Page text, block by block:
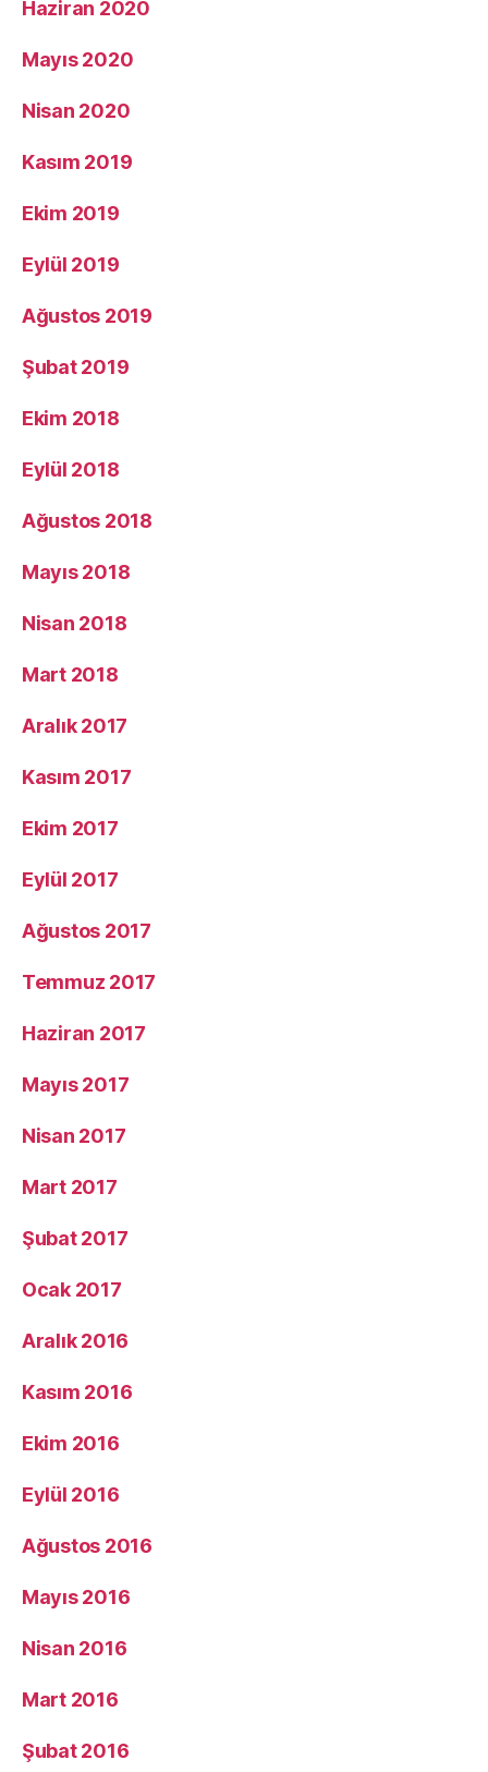
Haziran 2020
Mayıs 2020
Nisan 2020
Kasım 2019
Ekim 2019
Eylül 2019
Ağustos 2019
Şubat 2019
Ekim 2018
Eylül 2018
Ağustos 2018
Mayıs 2018
Nisan 2018
Mart 2018
Aralık 2017
Kasım 2017
Ekim 2017
Eylül 2017
Ağustos 2017
Temmuz 2017
Haziran 2017
Mayıs 2017
Nisan 2017
Mart 2017
Şubat 2017
Ocak 2017
Aralık 2016
Kasım 2016
Ekim 2016
Eylül 2016
Ağustos 2016
Mayıs 2016
Nisan 2016
Mart 2016
Şubat 2016